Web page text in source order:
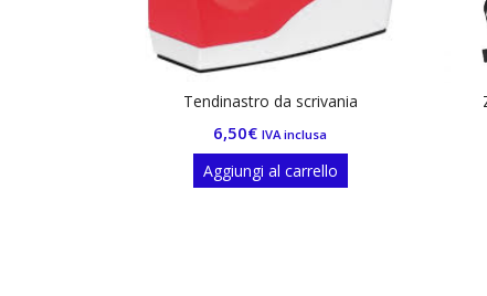
Zaino Seven Scuola Juventus
67,50
Aggiungi al carrello